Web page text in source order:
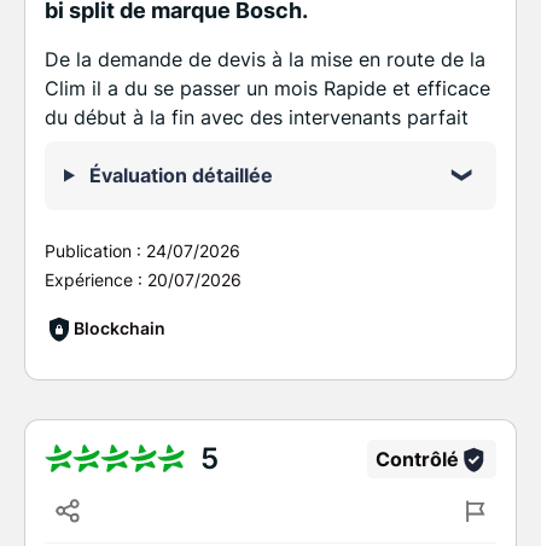
bi split de marque Bosch.
De la demande de devis à la mise en route de la
Clim il a du se passer un mois Rapide et efficace
du début à la fin avec des intervenants parfait
Évaluation détaillée
Publication : 24/07/2026
Expérience : 20/07/2026
Blockchain
5 Contrôlé